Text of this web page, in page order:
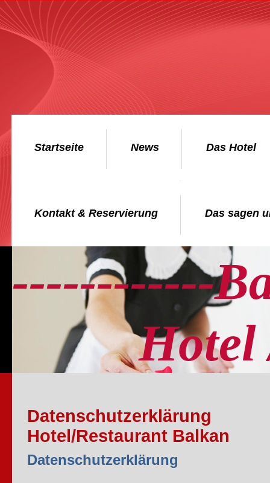
Startseite News Das Hotel
Kontakt & Reservierung Das sagen
------------
Hotel /
Datenschutzerklärung
Hotel/Restaurant Balkan
Datenschutzerklärung